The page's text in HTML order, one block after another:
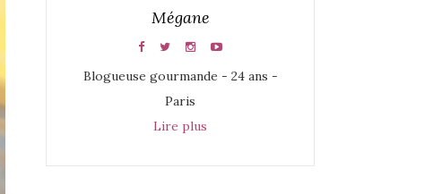
Mégane
Blogueuse gourmande - 24 ans -
Paris
Lire plus